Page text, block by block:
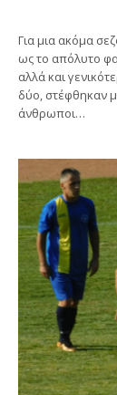
Για μια ακόμα
ως το απόλυτο
αλλά και
δύο, στέφθηκαν
άνθρωποι…